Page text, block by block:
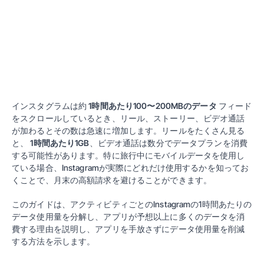
インスタグラムは約1時間あたり100〜200MBのデータ フィード
をスクロールしているとき、リール、ストーリー、ビデオ通話
が加わるとその数は急速に増加します。リールをたくさん見る
と、1時間あたり1GB 、ビデオ通話は数分でデータプランを消費
する可能性があります。特に旅行中にモバイルデータを使用し
ている場合、Instagramが実際にどれだけ使用するかを知ってお
くことで、月末の高額請求を避けることができます。
このガイドは、アクティビティごとのInstagramの1時間あたりの
データ使用量を分解し、アプリが予想以上に多くのデータを消
費する理由を説明し、アプリを手放さずにデータ使用量を削減
する方法を示します。